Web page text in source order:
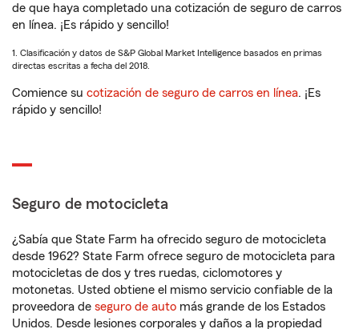
de que haya completado una cotización de seguro de carros
en línea. ¡Es rápido y sencillo!
1. Clasificación y datos de S&P Global Market Intelligence basados en primas
directas escritas a fecha del 2018.
Comience su cotización de seguro de carros en línea. ¡Es
rápido y sencillo!
Seguro de motocicleta
¿Sabía que State Farm ha ofrecido seguro de motocicleta
desde 1962? State Farm ofrece seguro de motocicleta para
motocicletas de dos y tres ruedas, ciclomotores y
motonetas. Usted obtiene el mismo servicio confiable de la
proveedora de seguro de auto más grande de los Estados
Unidos. Desde lesiones corporales y daños a la propiedad